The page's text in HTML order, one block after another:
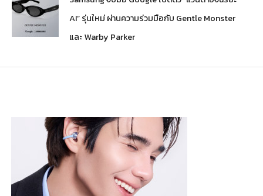
AI” รุ่นใหม่ ผ่านความร่วมมือกับ Gentle Monster
และ Warby Parker